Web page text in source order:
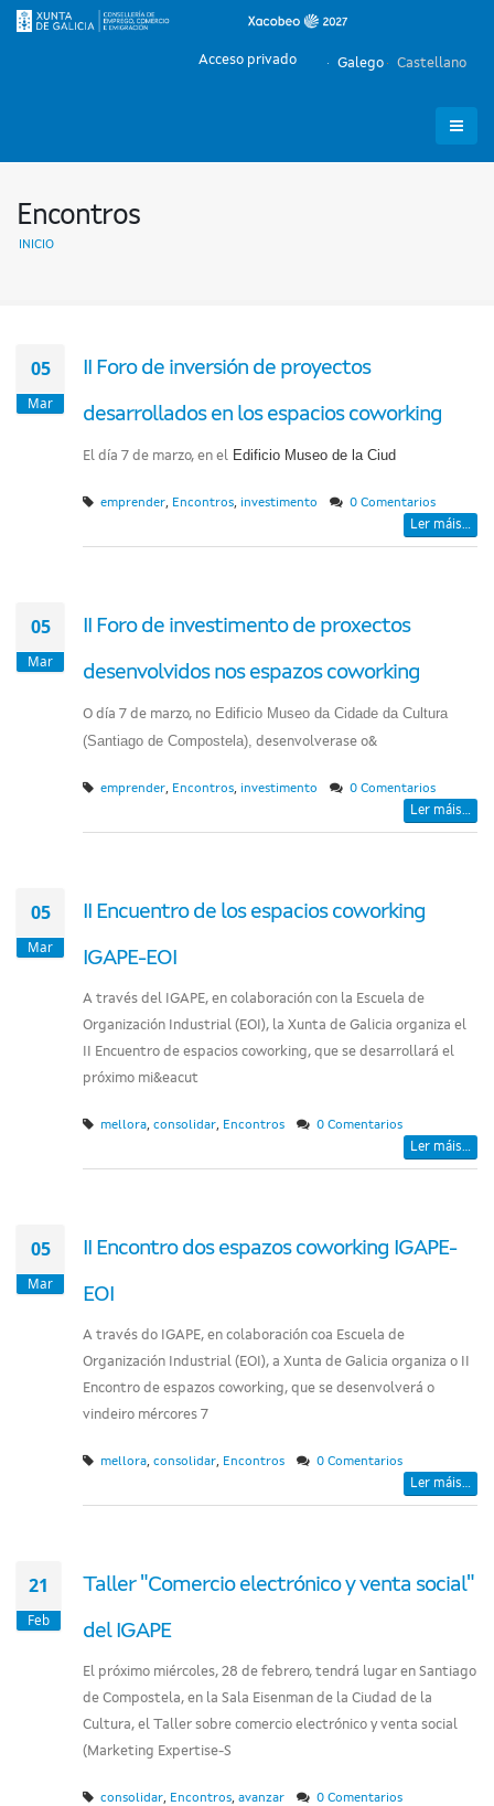
Galego Castellano
Acceso privado
Encontros
INICIO
05
Mar
II Foro de inversión de proyectos
desarrollados en los espacios coworking
El día 7 de marzo, en el Edificio Museo de la Ciud
emprender Encontros investimento
0 Comentarios
Ler máis...
05
Mar
II Foro de investimento de proxectos
desenvolvidos nos espazos coworking
O día 7 de marzo, no Edificio Museo da Cidade da Cultura
(Santiago de Compostela), desenvolverase o&
emprender Encontros investimento
0 Comentarios
Ler máis...
05
Mar
II Encuentro de los espacios coworking
IGAPE-EOI
A través del IGAPE, en colaboración con la Escuela de
Organización Industrial (EOI), la Xunta de Galicia organiza el
II Encuentro de espacios coworking, que se desarrollará el
próximo mi&eacut
mellora consolidar Encontros
0 Comentarios
Ler máis...
05
Mar
II Encontro dos espazos coworking IGAPE-
EOI
A través do IGAPE, en colaboración coa Escuela de
Organización Industrial (EOI), a Xunta de Galicia organiza o II
Encontro de espazos coworking, que se desenvolverá o
vindeiro mércores 7
mellora consolidar Encontros
0 Comentarios
Ler máis...
21
Feb
Taller "Comercio electrónico y venta social"
del IGAPE
El próximo miércoles, 28 de febrero, tendrá lugar en Santiago
de Compostela, en la Sala Eisenman de la Ciudad de la
Cultura, el Taller sobre comercio electrónico y venta social
(Marketing Expertise-S
consolidar Encontros avanzar
0 Comentarios